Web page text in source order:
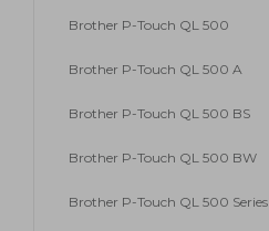
Brother P-Touch QL 500
Brother P-Touch QL 500 A
Brother P-Touch QL 500 BS
Brother P-Touch QL 500 BW
Brother P-Touch QL 500 Series